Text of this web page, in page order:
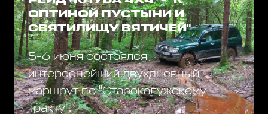
ОПТИНОЙ ПУСТЫНИ И
СВЯТИЛИЩУ ВЯТИЧЕЙ"
5-6 июня состоялся
интереснейший двухдневный
маршрут по "Старокалужскому
тракту".